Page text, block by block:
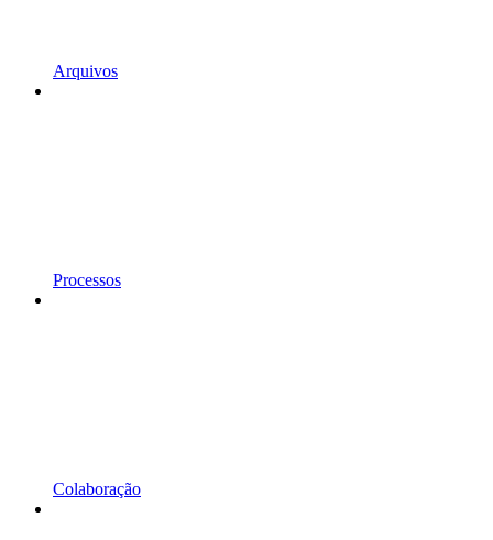
Arquivos
Processos
Colaboração